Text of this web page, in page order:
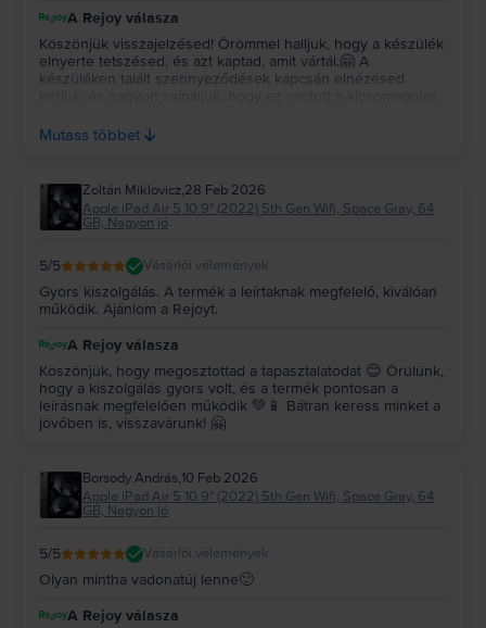
A Rejoy válasza
Köszönjük visszajelzésed! Örömmel halljuk, hogy a készülék
elnyerte tetszésed, és azt kaptad, amit vártál.🤗 A
készüléken talált szennyeződések kapcsán elnézésed
vevőinknek, és őszintén sajnáljuk, ha ennek kapcsán
chatünkön!
Mutass többet
Zoltán Miklovicz,28 Feb 2026
Apple iPad Air 5 10.9" (2022) 5th Gen Wifi, Space Gray, 64
GB, Nagyon jó
5/5 Vásárlói vélemények
Gyors kiszolgálás. A termék a leírtaknak megfelelő, kiválóan
működik. Ajánlom a Rejoyt.
A Rejoy válasza
Köszönjük, hogy megosztottad a tapasztalatodat 😊 Örülünk,
hogy a kiszolgálás gyors volt, és a termék pontosan a
leírásnak megfelelően működik 💚📱 Bátran keress minket a
jövőben is, visszavárunk! 🤗
Borsody András,10 Feb 2026
Apple iPad Air 5 10.9" (2022) 5th Gen Wifi, Space Gray, 64
GB, Nagyon jó
5/5 Vásárlói vélemények
Olyan mintha vadonatúj lenne🙂
A Rejoy válasza